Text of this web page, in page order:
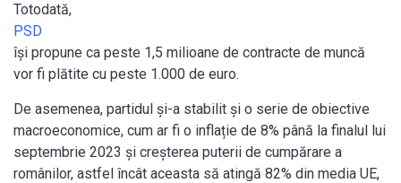
Totodată,
PSD
își propune ca peste 1,5 milioane de contracte de muncă
vor fi plătite cu peste 1.000 de euro.
De asemenea, partidul și-a stabilit și o serie de obiective
macroeconomice, cum ar fi o inflație de 8% până la finalul lui
septembrie 2023 și creșterea puterii de cumpărare a
românilor, astfel încât aceasta să atingă 82% din media UE,